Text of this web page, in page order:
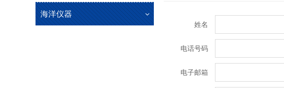
海洋仪器
姓名
电话号码
电子邮箱